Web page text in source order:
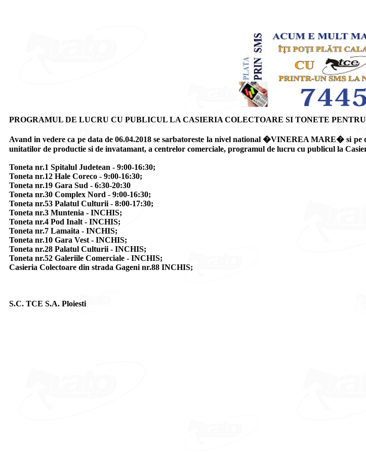
PROGRAMUL DE LUCRU CU PUBLICUL LA CASIERIA COLECTOARE SI TONETE
Avand in vedere ca pe data de 06.04.2018 se sarbatoreste la nivel national �VINEREA MARE� si
unitatilor de productie si de invatamant, a centrelor comerciale, programul de lucru cu publicul la
Toneta nr.1 Spitalul Judetean - 9:00-16:30;
Toneta nr.12 Hale Coreco - 9:00-16:30;
Toneta nr.19 Gara Sud - 6:30-20:30
Toneta nr.30 Complex Nord - 9:00-16:30;
Toneta nr.53 Palatul Culturii - 8:00-17:30;
Toneta nr.3 Muntenia - INCHIS;
Toneta nr.4 Pod Inalt - INCHIS;
Toneta nr.7 Lamaita - INCHIS;
Toneta nr.10 Gara Vest - INCHIS;
Toneta nr.28 Palatul Culturii - INCHIS;
Toneta nr.52 Galeriile Comerciale - INCHIS;
Casieria Colectoare din strada Gageni nr.88 INCHIS;
S.C. TCE S.A. Ploiesti